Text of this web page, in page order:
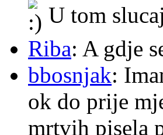
U tom
Riba: A gdje
bbosnjak:
ok do prije
mrtvih pisela